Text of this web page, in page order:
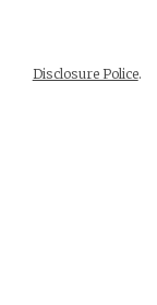
Disclosure Police.